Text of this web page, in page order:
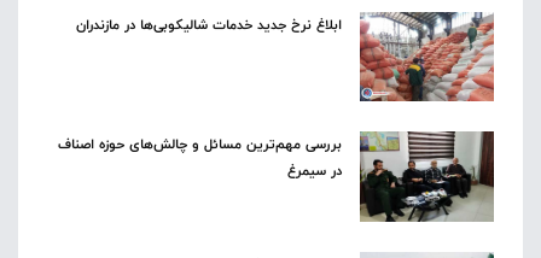
ابلاغ نرخ جدید خدمات شالیکوبی‌ها در مازندران
بررسی مهم‌ترین مسائل و چالش‌های حوزه اصناف
در سیمرغ